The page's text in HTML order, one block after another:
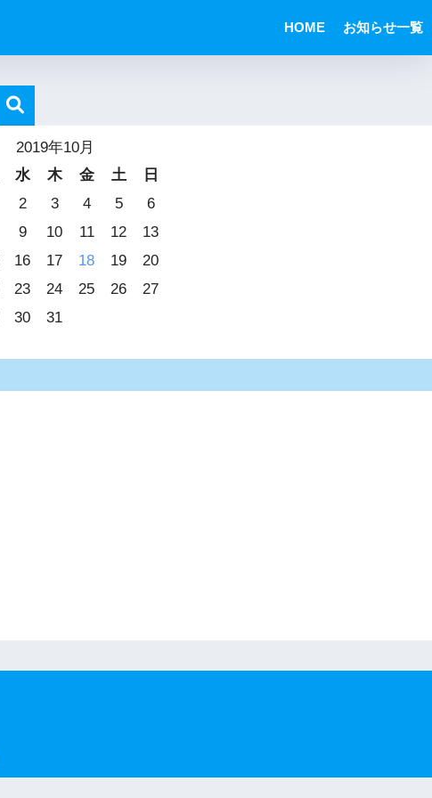
HOME お知らせ一覧
2019年10月
水 木 金 土
日
2 3 4 5
6
9 10 11 12
13
16 17 18 19
20
23 24 25 26
27
30
31